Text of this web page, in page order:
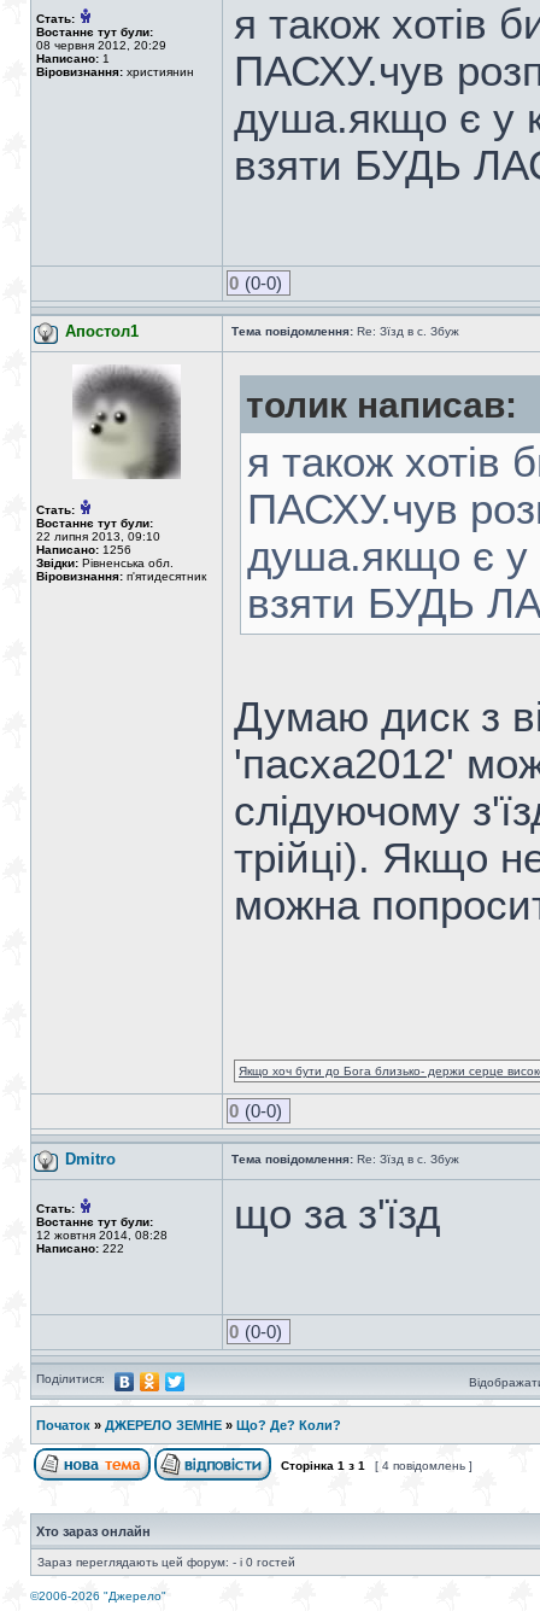
Стать:
Востаннє тут були:
08 червня 2012, 20:29
Написано: 1
Віровизнання: християнин
я також хотів
ПАСХУ.чув
душа.якщо є у
взяти БУДЬ
0 (0-0)
Апостол1 Тема повідомлення: Re: Зїзд в с. Збуж
Стать:
Востаннє тут були:
22 липня 2013, 09:10
Написано: 1256
Звідки: Рівненська обл.
Віровизнання: п'ятидесятник
толик написав:
я також хотів
ПАСХУ.чув
душа.якщо є у
взяти БУДЬ
Думаю диск з
'пасха2012'
слідуючому
трійці). Якщо
можна
Якщо хоч бути до Бога близько- держи серце
0 (0-0)
Dmitro Тема повідомлення: Re: Зїзд в с. Збуж
Стать:
Востаннє тут були:
12 жовтня 2014, 08:28
Написано: 222
що за з'їзд
0 (0-0)
Поділитися:
Початок » ДЖЕРЕЛО ЗЕМНЕ » Що? Де? Коли?
Сторінка 1 з 1 [ 4 повідомлень ]
Хто зараз онлайн
Зараз переглядають цей форум: - і 0 гостей
©2006-2026 "Джерело"